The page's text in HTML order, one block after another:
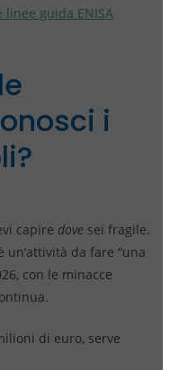
guida ENISA
i
capire dove sei fragile.
da fare “una
con le minacce
di euro, serve